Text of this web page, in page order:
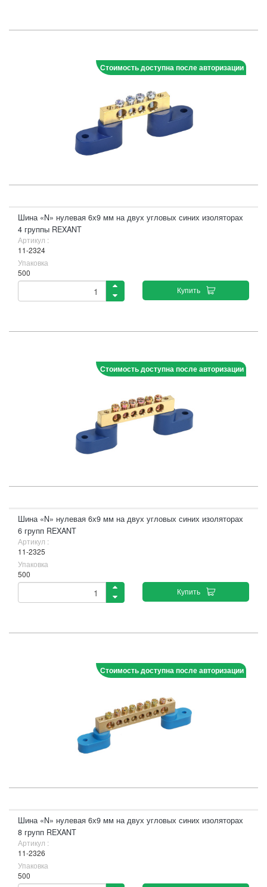
Стоимость доступна после авторизации
Шина «N» нулевая 6х9 мм на двух угловых синих изоляторах
4 группы REXANT
Артикул :
11-2324
Упаковка
500
Купить
Стоимость доступна после авторизации
Шина «N» нулевая 6х9 мм на двух угловых синих изоляторах
6 групп REXANT
Артикул :
11-2325
Упаковка
500
Купить
Стоимость доступна после авторизации
Шина «N» нулевая 6х9 мм на двух угловых синих изоляторах
8 групп REXANT
Артикул :
11-2326
Упаковка
500